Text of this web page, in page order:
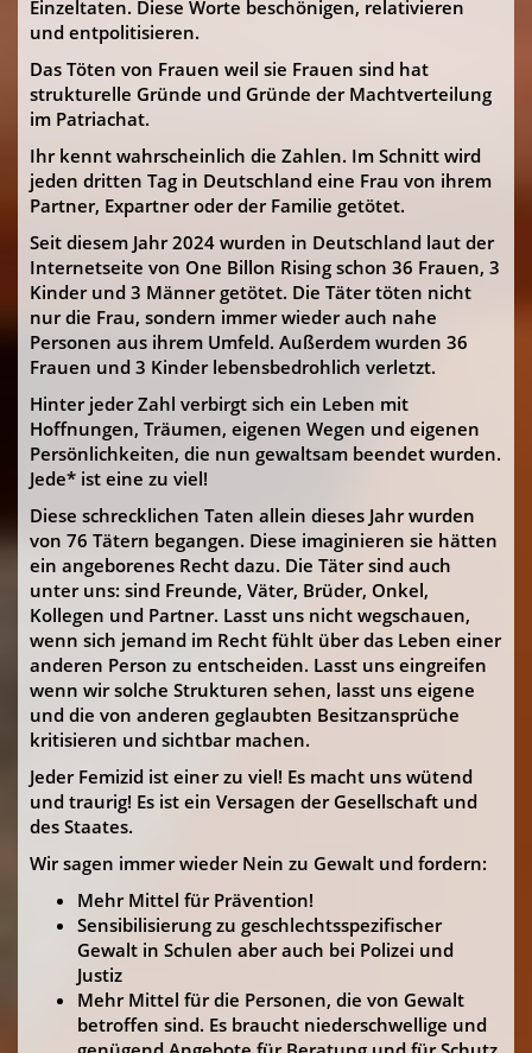
Einzeltaten. Diese Worte beschönigen, relativieren
und entpolitisieren.
Das Töten von Frauen weil sie Frauen sind hat
strukturelle Gründe und Gründe der Machtverteilung
im Patriachat.
Ihr kennt wahrscheinlich die Zahlen. Im Schnitt wird
jeden dritten Tag in Deutschland eine Frau von ihrem
Partner, Expartner oder der Familie getötet.
Seit diesem Jahr 2024 wurden in Deutschland laut der
Internetseite von One Billon Rising schon 36 Frauen, 3
Kinder und 3 Männer getötet. Die Täter töten nicht
nur die Frau, sondern immer wieder auch nahe
Personen aus ihrem Umfeld. Außerdem wurden 36
Frauen und 3 Kinder lebensbedrohlich verletzt.
Hinter jeder Zahl verbirgt sich ein Leben mit
Hoffnungen, Träumen, eigenen Wegen und eigenen
Persönlichkeiten, die nun gewaltsam beendet wurden.
Jede* ist eine zu viel!
Diese schrecklichen Taten allein dieses Jahr wurden
von 76 Tätern begangen. Diese imaginieren sie hätten
ein angeborenes Recht dazu. Die Täter sind auch
unter uns: sind Freunde, Väter, Brüder, Onkel,
Kollegen und Partner. Lasst uns nicht wegschauen,
wenn sich jemand im Recht fühlt über das Leben einer
anderen Person zu entscheiden. Lasst uns eingreifen
wenn wir solche Strukturen sehen, lasst uns eigene
und die von anderen geglaubten Besitzansprüche
kritisieren und sichtbar machen.
Jeder Femizid ist einer zu viel! Es macht uns wütend
und traurig! Es ist ein Versagen der Gesellschaft und
des Staates.
Wir sagen immer wieder Nein zu Gewalt und fordern:
Mehr Mittel für Prävention!
Sensibilisierung zu geschlechtsspezifischer
Gewalt in Schulen aber auch bei Polizei und
Justiz
Mehr Mittel für die Personen, die von Gewalt
betroffen sind. Es braucht niederschwellige und